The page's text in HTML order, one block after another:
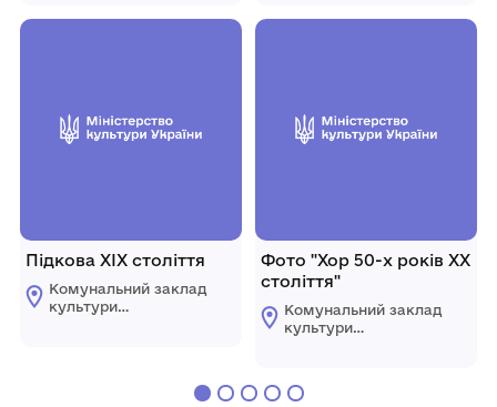
Царичанської
Підкова ХІХ століття
Комунальний заклад
культури
Царичанської
Фото "Хор 50-х років ХХ
століття"
Комунальний заклад
культури
селищної ради